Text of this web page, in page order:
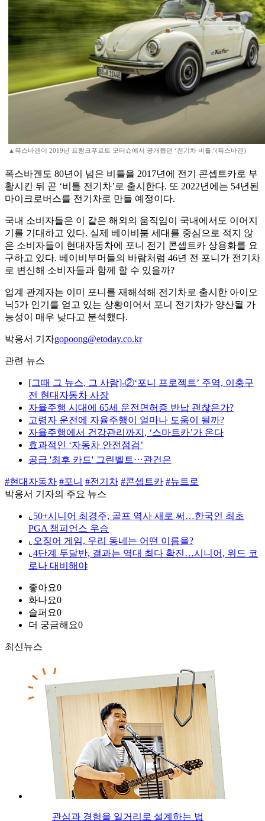
▲폭스바겐이 2019년 프랑크푸르트 모터쇼에서 공개했던 ‘전기차 비틀.’(폭스바겐)
폭스바겐도 80년이 넘은 비틀을 2017년에 전기 콘셉트카로 부
활시킨 뒤 곧 ‘비틀 전기차’로 출시한다. 또 2022년에는 54년된
마이크로버스를 전기차로 만들 예정이다.
국내 소비자들은 이 같은 해외의 움직임이 국내에서도 이어지
기를 기대하고 있다. 실제 베이비붐 세대를 중심으로 적지 않
은 소비자들이 현대자동차에 포니 전기 콘셉트카 상용화를 요
구하고 있다. 베이비부머들의 바람처럼 46년 전 포니가 전기차
로 변신해 소비자들과 함께 할 수 있을까?
업계 관계자는 이미 포니를 재해석해 전기차로 출시한 아이오
닉5가 인기를 얻고 있는 상황이어서 포니 전기차가 양산될 가
능성이 매우 낮다고 분석했다.
박응서 기자gopoong@etoday.co.kr
관련 뉴스
[그때 그 뉴스, 그 사람]-②‘포니 프로젝트’ 주역, 이충구
전 현대자동차 사장
자율주행 시대에 65세 운전면허증 반납 괜찮은가?
고령자 운전에 자율주행이 얼마나 도움이 될까?
자율주행에서 건강관리까지, ‘스마트카’가 온다
효과적인 ‘자동차 안전점검’
공급 '최후 카드' 그린벨트⋯관건은
#현대자동차 #포니 #전기차 #콘셉트카 #뉴트로
박응서 기자의 주요 뉴스
⌞ 50+시니어 최경주, 골프 역사 새로 써…한국인 최초
PGA 챔피언스 우승
⌞ 오징어 게임, 우리 동네는 어떤 이름을?
⌞ 4단계 두달반, 결과는 역대 최다 확진…시니어, 위드 코
로나 대비해야
좋아요0
화나요0
슬퍼요0
더 궁금해요0
최신뉴스
관심과 경험을 일거리로 설계하는 법